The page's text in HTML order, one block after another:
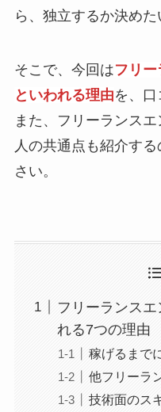
ら、独立するか決めた
そこで、今回はフリ
といわれる理由を、口
また、フリーランス
人の共通点も紹介す
さい。
フリーランス
れる7つの理由
稼げるまで
他フリーラ
技術面のス